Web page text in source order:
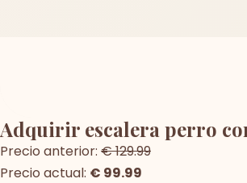
Adquirir escalera perro
Precio anterior: € 129.99
Precio actual: € 99.99